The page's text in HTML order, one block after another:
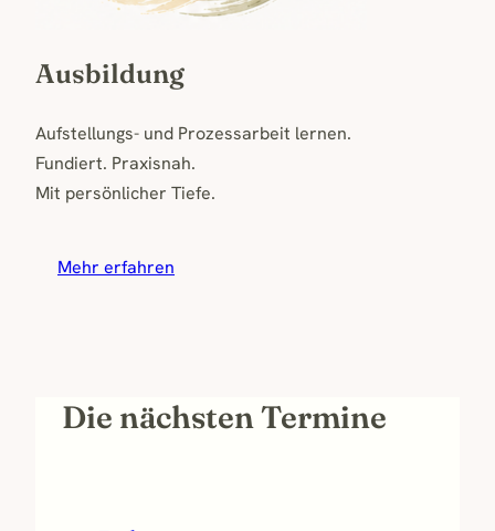
Ausbildung
Aufstellungs- und Prozessarbeit lernen.
Fundiert. Praxisnah.
Mit persönlicher Tiefe.
Mehr erfahren
Die nächsten Termine